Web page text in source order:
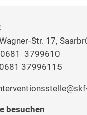
Str. 17,
3799610
37996115
besuchen